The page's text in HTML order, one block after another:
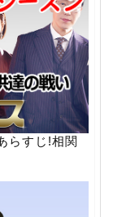
らすじ!相関